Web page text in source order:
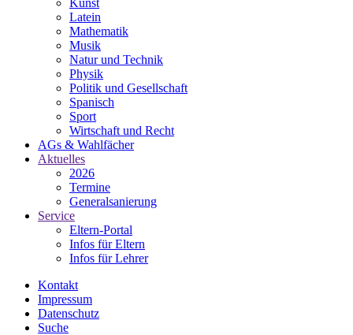
Kunst
Latein
Mathematik
Musik
Natur und Technik
Physik
Politik und Gesellschaft
Spanisch
Sport
Wirtschaft und Recht
AGs & Wahlfächer
Aktuelles
2026
Termine
Generalsanierung
Service
Eltern-Portal
Infos für Eltern
Infos für Lehrer
Kontakt
Impressum
Datenschutz
Suche